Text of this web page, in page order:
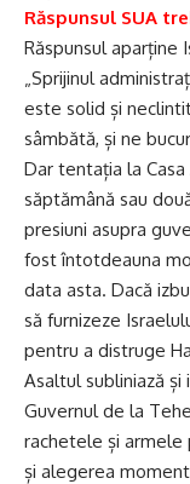
Răspunsul SUA
Răspunsul aparține
„Sprijinul
este solid și
sâmbătă, și ne
Dar tentația la
săptămână sau
presiuni asupra
fost întotdeauna
data asta. Dacă
să furnizeze
pentru a distruge
Asaltul subliniază și
Guvernul de la
rachetele și armele
și alegerea